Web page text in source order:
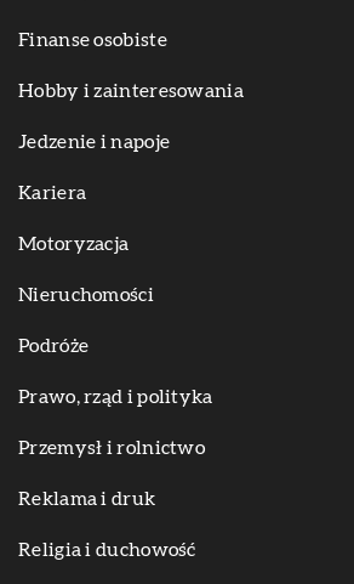
Finanse osobiste
Hobby i zainteresowania
Jedzenie i napoje
Kariera
Motoryzacja
Nieruchomości
Podróże
Prawo, rząd i polityka
Przemysł i rolnictwo
Reklama i druk
Religia i duchowość